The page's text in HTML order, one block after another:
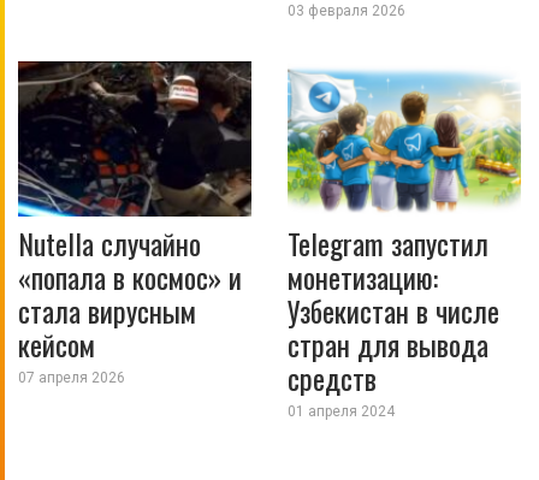
03 февраля 2026
Nutella случайно
«попала в космос» и
стала вирусным
кейсом
07 апреля 2026
Telegram запустил
монетизацию:
Узбекистан в числе
стран для вывода
средств
01 апреля 2024